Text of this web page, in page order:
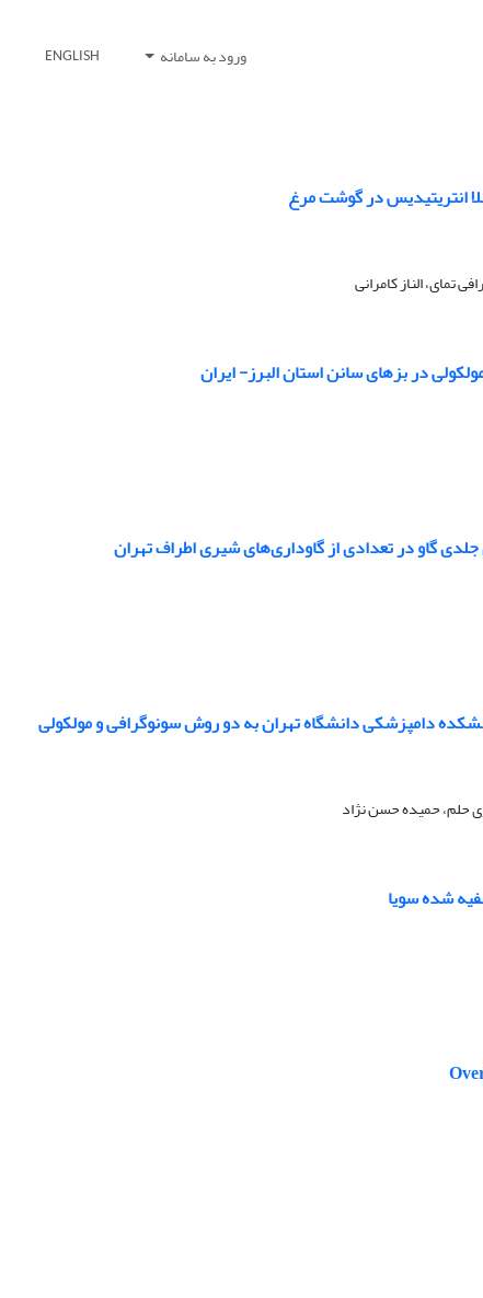
ورود به سامانه ENGLISH
تمای، الناز کامرانی
گاو در تعدادی از گاوداری‌های شیری اطراف تهران
دامپزشکی دانشگاه تهران به دو روش سونوگرافی و مولکولی
حلم، حمیده حسن نژاد